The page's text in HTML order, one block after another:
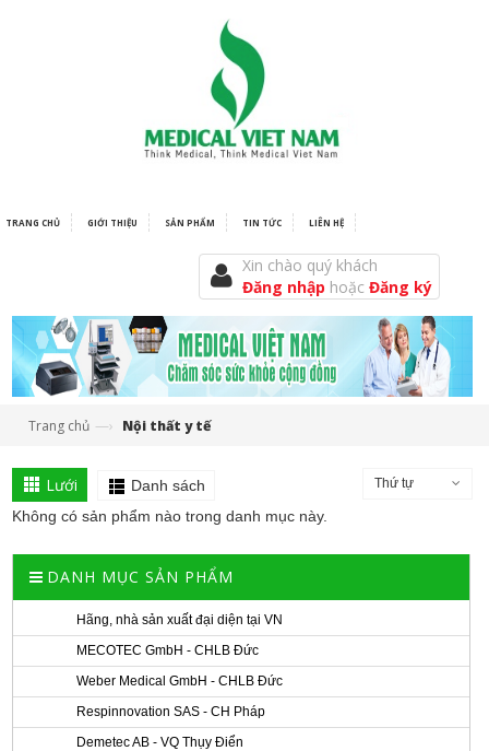
TRANG CHỦ GIỚI THIỆU SẢN PHẨM TIN TỨC LIÊN HỆ
Xin chào quý khách
Đăng nhập hoặcĐăng ký
Trang chủ —› Nội thất y tế
Lưới Danh sách Thứ tự
Không có sản phẩm nào trong danh mục này.
DANH MỤC SẢN PHẨM
Hãng, nhà sản xuất đại diện tại VN
MECOTEC GmbH - CHLB Đức
Weber Medical GmbH - CHLB Đức
Respinnovation SAS - CH Pháp
Demetec AB - VQ Thụy Điển